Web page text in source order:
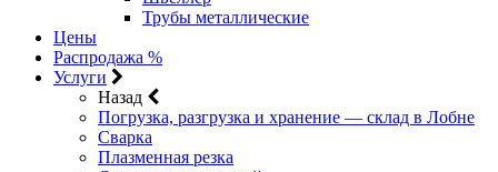
Трубы металлические
Цены
Распродажа %
Услуги
Назад
Погрузка, разгрузка и хранение — склад в Лобне
Сварка
Плазменная резка